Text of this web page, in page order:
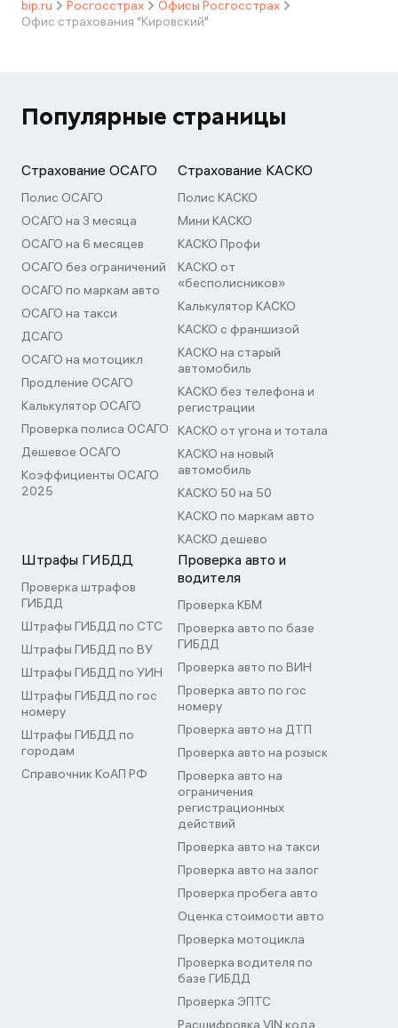
bip.ru Росгосстрах
Офисы Росгосстрах
Офис страхования "Кировский"
Популярные страницы
Страхование ОСАГО
Полис ОСАГО
ОСАГО на 3 месяца
ОСАГО на 6 месяцев
ОСАГО без ограничений
ОСАГО по маркам авто
ОСАГО на такси
ДСАГО
ОСАГО на мотоцикл
Продление ОСАГО
Калькулятор ОСАГО
Проверка полиса ОСАГО
Дешевое ОСАГО
Коэффициенты ОСАГО
2025
Страхование КАСКО
Полис КАСКО
Мини КАСКО
КАСКО Профи
КАСКО от
«бесполисников»
Калькулятор КАСКО
КАСКО с франшизой
КАСКО на старый
автомобиль
КАСКО без телефона и
регистрации
КАСКО от угона и тотала
КАСКО на новый
автомобиль
КАСКО 50 на 50
КАСКО по маркам авто
КАСКО дешево
Штрафы ГИБДД
Проверка штрафов
ГИБДД
Штрафы ГИБДД по СТС
Штрафы ГИБДД по ВУ
Штрафы ГИБДД по УИН
Штрафы ГИБДД по гос
номеру
Штрафы ГИБДД по
городам
Справочник КоАП РФ
Проверка авто и
водителя
Проверка КБМ
Проверка авто по базе
ГИБДД
Проверка авто по ВИН
Проверка авто по гос
номеру
Проверка авто на ДТП
Проверка авто на розыск
Проверка авто на
ограничения
регистрационных
действий
Проверка авто на такси
Проверка авто на залог
Проверка пробега авто
Оценка стоимости авто
Проверка мотоцикла
Проверка водителя по
базе ГИБДД
Проверка ЭПТС
Расшифровка VIN кода